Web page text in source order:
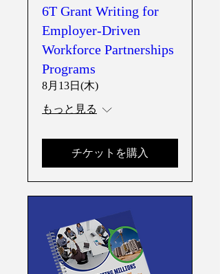
6T Grant Writing for
Employer-Driven
Workforce Partnerships
Programs
8月13日(木)
もっと見る
チケットを購入